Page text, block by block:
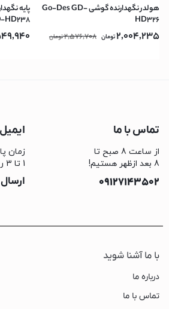
هولدر نگهدارنده گوشی Go-Des GD-
HD326
2,004,235تومان 2,576,708تومان
HD238
تماس با ما
از ساعت 8 صبح تا
8 بعد ازظهر هستیم!
09127143502
ایمیل
زمان
1 تا 3 روز کاری است.
با ما آشنا شوید
درباره ما
تماس با ما